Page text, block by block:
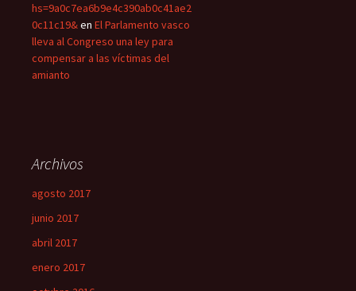
hs=9a0c7ea6b9e4c390ab0c41ae2
0c11c19&en El Parlamento vasco
lleva al Congreso una ley para
compensar a las víctimas del
amianto
Archivos
agosto 2017
junio 2017
abril 2017
enero 2017